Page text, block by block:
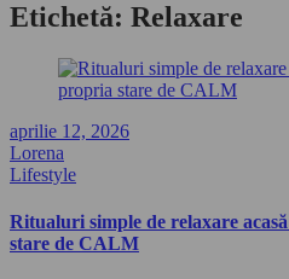
Etichetă: Relaxare
aprilie 12, 2026
Lorena
Lifestyle
Ritualuri simple de relaxare
stare de CALM